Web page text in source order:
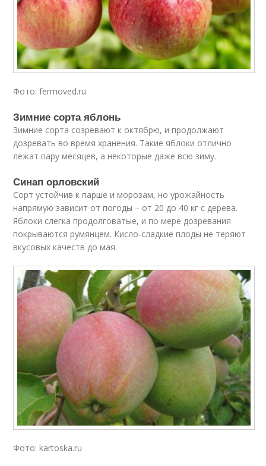
Фото: fermoved.ru
Зимние сорта яблонь
Зимние сорта созревают к октябрю, и продолжают
дозревать во время хранения. Такие яблоки отлично
лежат пару месяцев, а некоторые даже всю зиму.
Синап орловский
Сорт устойчив к парше и морозам, но урожайность
напрямую зависит от погоды – от 20 до 40 кг с дерева.
Яблоки слегка продолговатые, и по мере дозревания
покрываются румянцем. Кисло-сладкие плоды не теряют
вкусовых качеств до мая.
Фото: kartoska.ru